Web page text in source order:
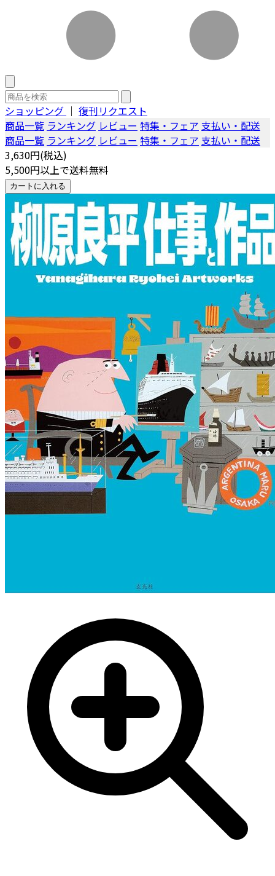
ショッピング ｜ 復刊リクエスト
商品一覧 ランキング レビュー 特集・フェア 支払い・配送
商品一覧 ランキング レビュー 特集・フェア 支払い・配送
3,630円(税込)
5,500円以上で送料無料
カートに入れる